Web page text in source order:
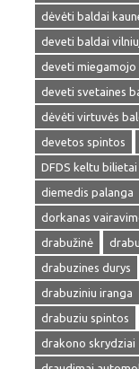
dėvėti baldai
deveti baldai
deveti miegamojo
deveti svetaines
dėvėti virtuvės
devetos spintos
DFDS keltu
diemedis palanga
dorkanas
drabužinė
drabuzines durys
drabuziniu iranga
drabuziu spintos
drakono skrydziai